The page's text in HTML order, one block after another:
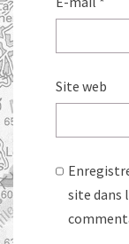
Site web
site dans